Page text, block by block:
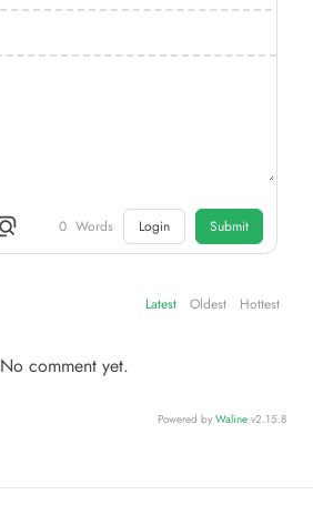
0 Words Login Submit
Latest Oldest Hottest
No comment yet.
Powered by Waline v2.15.8